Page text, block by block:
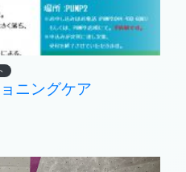
ニングケア